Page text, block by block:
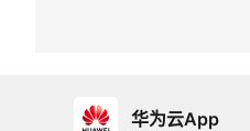
华为云App